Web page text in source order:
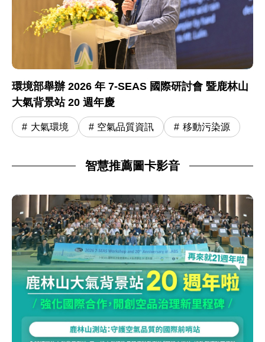
環境部舉辦 2026 年 7-SEAS 國際研討會 暨鹿林山
大氣背景站 20 週年慶
大氣環境 空氣品質資訊 移動污染源
智慧推薦圖卡影音